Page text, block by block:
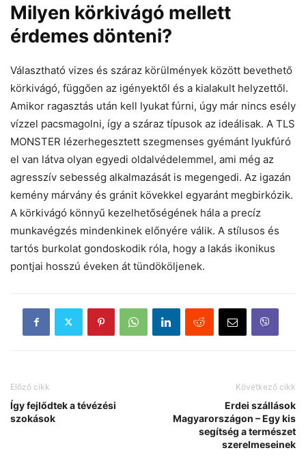
Milyen körkivágó mellett
érdemes dönteni?
Választható vizes és száraz körülmények között bevethető
körkivágó, függően az igényektől és a kialakult helyzettől.
Amikor ragasztás után kell lyukat fúrni, úgy már nincs esély
vízzel pacsmagolni, így a száraz típusok az ideálisak. A TLS
MONSTER lézerhegesztett szegmenses gyémánt lyukfúró
el van látva olyan egyedi oldalvédelemmel, ami még az
agresszív sebesség alkalmazását is megengedi. Az igazán
kemény márvány és gránit kövekkel egyaránt megbirkózik.
A körkivágó könnyű kezelhetőségének hála a precíz
munkavégzés mindenkinek előnyére válik. A stílusos és
tartós burkolat gondoskodik róla, hogy a lakás ikonikus
pontjai hosszú éveken át tündököljenek.
Előző cikk
Így fejlődtek a tévézési
szokások
Következő cikk
Erdei szállások
Magyarországon – Egy kis
segítség a természet
szerelmeseinek